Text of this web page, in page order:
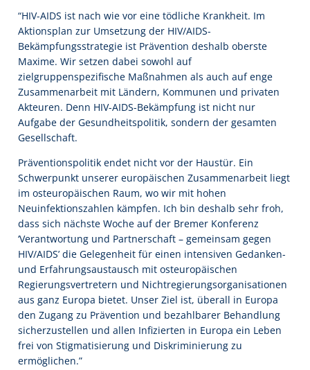
“HIV-AIDS ist nach wie vor eine tödliche Krankheit. Im
Aktionsplan zur Umsetzung der HIV/AIDS-
Bekämpfungsstrategie ist Prävention deshalb oberste
Maxime. Wir setzen dabei sowohl auf
zielgruppenspezifische Maßnahmen als auch auf enge
Zusammenarbeit mit Ländern, Kommunen und privaten
Akteuren. Denn HIV-AIDS-Bekämpfung ist nicht nur
Aufgabe der Gesundheitspolitik, sondern der gesamten
Gesellschaft.
Präventionspolitik endet nicht vor der Haustür. Ein
Schwerpunkt unserer europäischen Zusammenarbeit liegt
im osteuropäischen Raum, wo wir mit hohen
Neuinfektionszahlen kämpfen. Ich bin deshalb sehr froh,
dass sich nächste Woche auf der Bremer Konferenz
‘Verantwortung und Partnerschaft – gemeinsam gegen
HIV/AIDS’ die Gelegenheit für einen intensiven Gedanken-
und Erfahrungsaustausch mit osteuropäischen
Regierungsvertretern und Nichtregierungsorganisationen
aus ganz Europa bietet. Unser Ziel ist, überall in Europa
den Zugang zu Prävention und bezahlbarer Behandlung
sicherzustellen und allen Infizierten in Europa ein Leben
frei von Stigmatisierung und Diskriminierung zu
ermöglichen.”